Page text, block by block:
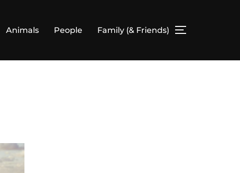
Animals People Family (& Friends)